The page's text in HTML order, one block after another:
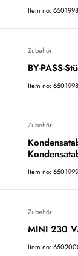
Item no:
Zubehör
BY-PASS-
Item no:
Zubehör
Item no:
Zubehör
MINI 230
Item no: